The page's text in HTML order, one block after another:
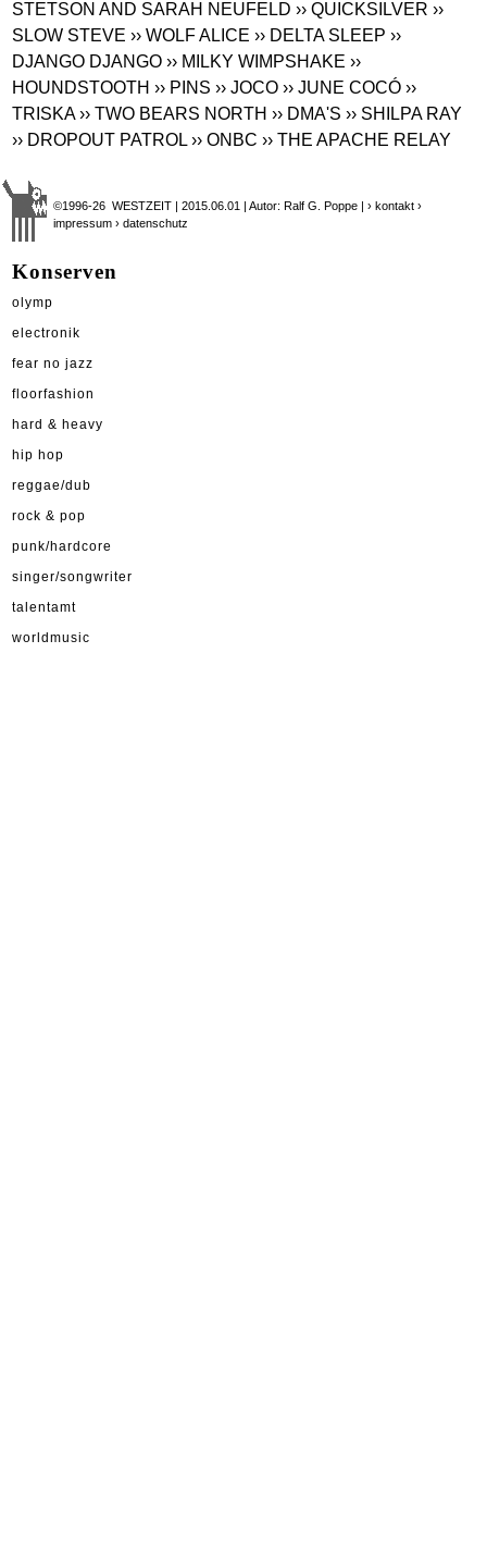
STETSON AND SARAH NEUFELD ›› QUICKSILVER ››
SLOW STEVE ›› WOLF ALICE ›› DELTA SLEEP ››
DJANGO DJANGO ›› MILKY WIMPSHAKE ››
HOUNDSTOOTH ›› PINS ›› JOCO ›› JUNE COCÓ ››
TRISKA ›› TWO BEARS NORTH ›› DMA'S ›› SHILPA RAY
›› DROPOUT PATROL ›› ONBC ›› THE APACHE RELAY
©1996-26 WESTZEIT | 2015.06.01 | Autor: Ralf G. Poppe |› kontakt ›
impressum › datenschutz
Konserven
olymp
electronik
fear no jazz
floorfashion
hard & heavy
hip hop
reggae/dub
rock & pop
punk/hardcore
singer/songwriter
talentamt
worldmusic